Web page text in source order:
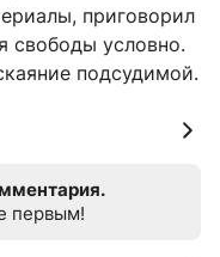
приговорил
свободы условно.
подсудимой.
первым!